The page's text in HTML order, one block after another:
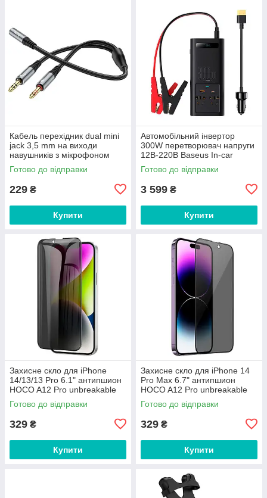
Кабель перехідник dual mini
jack 3,5 mm на виходи
навушників з мікрофоном
Hoco 2in1 audio adapter. Grey
Готово до відправки
229 ₴
Купити
Автомобільний інвертор
300W перетворювач напруги
12В-220В Baseus In-car
Inverter 300W (220V CN/EU)
Готово до відправки
3 599 ₴
Купити
Захисне скло для iPhone
14/13/13 Pro 6.1" антипшион
HOCO A12 Pro unbreakable
edge privacy protection
Готово до відправки
329 ₴
Купити
Захисне скло для iPhone 14
Pro Max 6.7" антипшион
HOCO A12 Pro unbreakable
edge privacy protection
Готово до відправки
329 ₴
Купити